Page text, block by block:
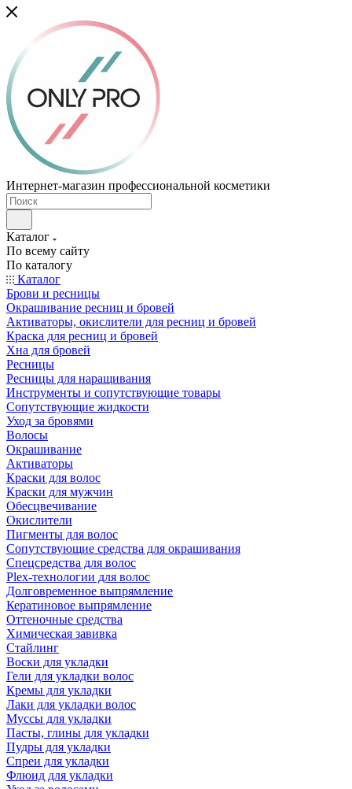
Интернет-магазин профессиональной косметики
Каталог
По всему сайту
По каталогу
Каталог
Брови и ресницы
Окрашивание ресниц и бровей
Активаторы, окислители для ресниц и бровей
Краска для ресниц и бровей
Хна для бровей
Ресницы
Ресницы для наращивания
Инструменты и сопутствующие товары
Сопутствующие жидкости
Уход за бровями
Волосы
Окрашивание
Активаторы
Краски для волос
Краски для мужчин
Обесцвечивание
Окислители
Пигменты для волос
Сопутствующие средства для окрашивания
Спецсредства для волос
Plex-технологии для волос
Долговременное выпрямление
Кератиновое выпрямление
Оттеночные средства
Химическая завивка
Стайлинг
Воски для укладки
Гели для укладки волос
Кремы для укладки
Лаки для укладки волос
Муссы для укладки
Пасты, глины для укладки
Пудры для укладки
Спреи для укладки
Флюид для укладки